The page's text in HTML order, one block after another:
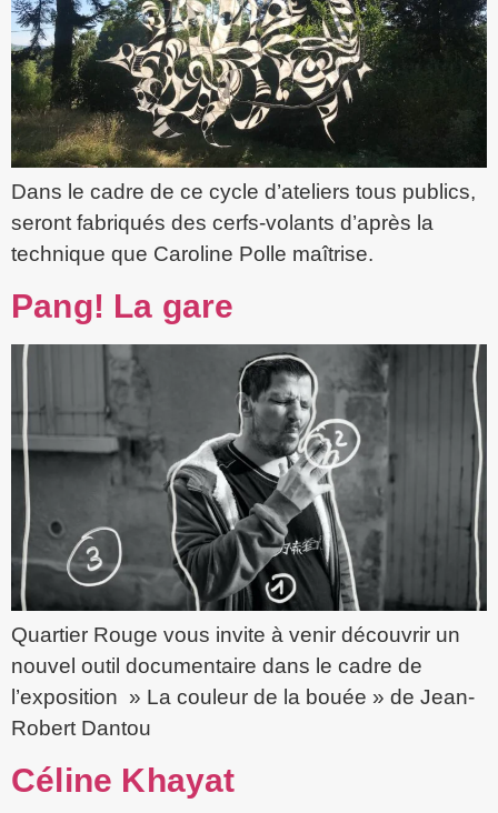
Dans le cadre de ce cycle d’ateliers tous publics,
seront fabriqués des cerfs-volants d’après la
technique que Caroline Polle maîtrise.
Pang! La gare
Quartier Rouge vous invite à venir découvrir un
nouvel outil documentaire dans le cadre de
l’exposition » La couleur de la bouée » de Jean-
Robert Dantou
Céline Khayat